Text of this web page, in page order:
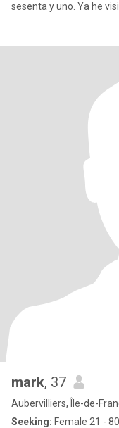
sesenta y
mark, 37
Aubervilliers, Île-de-
Seeking: Female 21 - 80